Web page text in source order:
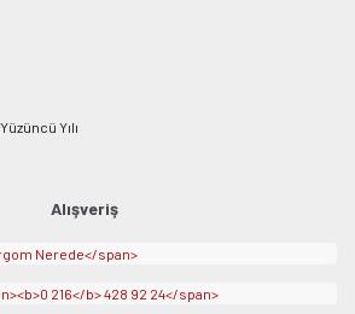
Alışveriş